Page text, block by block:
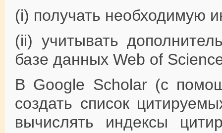
(i) получать необходимую
(ii) учитывать
базе данных Web of
В Google Scholar (с
создать список
вычислять индексы